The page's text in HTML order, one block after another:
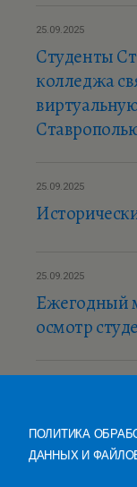
25.09.2025
Студенты
колледжа
25.09.2025
25.09.2025
Ежегодный
осмотр
ПОЛИТИКА
ДАННЫХ И ФАЙЛОВ